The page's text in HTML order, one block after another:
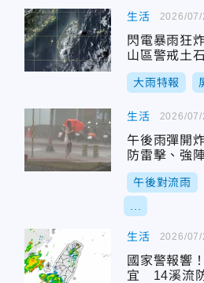
生活
閃電暴雨狂
山區警戒土
大雨特報
2026/
生活
午後雨彈開
防雷擊、強
午後對流雨
2026/
生活
國家警報響
宜 14溪流
2026/